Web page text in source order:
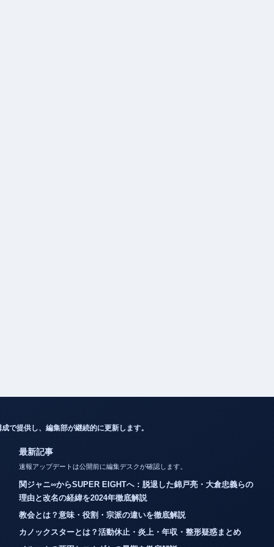
最新記事
速報アップデートは公開前に編集デスクが確認します。
関ジャニ∞からSUPER EIGHTへ：脱退した錦戸亮・大倉忠義らの
教会とは？意味・役割・宗派の違いを徹底解説
カノックスターとは？活動休止・炎上・年収・整形疑惑まとめ
メルエムの死因とコムギとの最期を徹底解説